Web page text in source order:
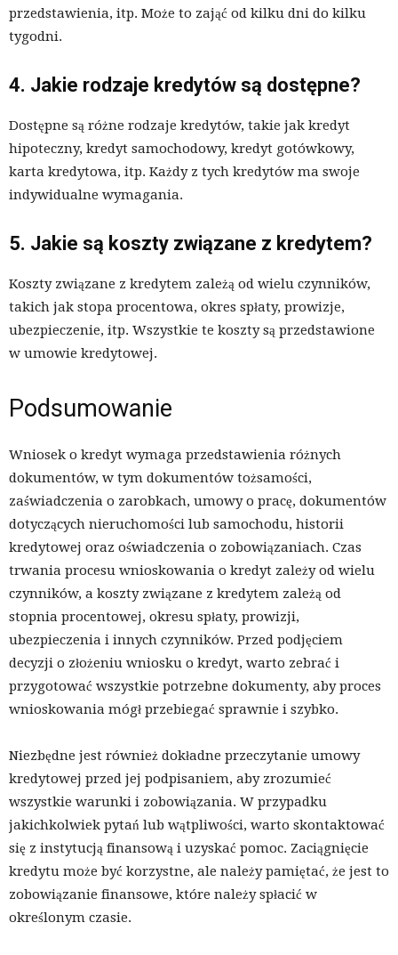
przedstawienia, itp. Może to zająć od kilku dni do kilku
tygodni.
4. Jakie rodzaje kredytów są dostępne?
Dostępne są różne rodzaje kredytów, takie jak kredyt
hipoteczny, kredyt samochodowy, kredyt gotówkowy,
karta kredytowa, itp. Każdy z tych kredytów ma swoje
indywidualne wymagania.
5. Jakie są koszty związane z kredytem?
Koszty związane z kredytem zależą od wielu czynników,
takich jak stopa procentowa, okres spłaty, prowizje,
ubezpieczenie, itp. Wszystkie te koszty są przedstawione
w umowie kredytowej.
Podsumowanie
Wniosek o kredyt wymaga przedstawienia różnych
dokumentów, w tym dokumentów tożsamości,
zaświadczenia o zarobkach, umowy o pracę, dokumentów
dotyczących nieruchomości lub samochodu, historii
kredytowej oraz oświadczenia o zobowiązaniach. Czas
trwania procesu wnioskowania o kredyt zależy od wielu
czynników, a koszty związane z kredytem zależą od
stopnia procentowej, okresu spłaty, prowizji,
ubezpieczenia i innych czynników. Przed podjęciem
decyzji o złożeniu wniosku o kredyt, warto zebrać i
przygotować wszystkie potrzebne dokumenty, aby proces
wnioskowania mógł przebiegać sprawnie i szybko.
Niezbędne jest również dokładne przeczytanie umowy
kredytowej przed jej podpisaniem, aby zrozumieć
wszystkie warunki i zobowiązania. W przypadku
jakichkolwiek pytań lub wątpliwości, warto skontaktować
się z instytucją finansową i uzyskać pomoc. Zaciągnięcie
kredytu może być korzystne, ale należy pamiętać, że jest to
zobowiązanie finansowe, które należy spłacić w
określonym czasie.